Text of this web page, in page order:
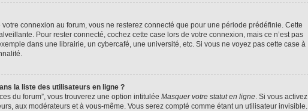
connexion au forum, vous ne resterez connecté que pour une période prédéfinie. Cette
Pour rester connecté, cochez cette case lors de votre connexion, mais ce n’est pas
dans une librairie, un cybercafé, une université, etc. Si vous ne voyez pas cette case à
la liste des utilisateurs en ligne ?
du forum”, vous trouverez une option intitulée Masquer votre statut en ligne. Si vous activez
aux modérateurs et à vous-même. Vous serez compté comme étant un utilisateur invisible.